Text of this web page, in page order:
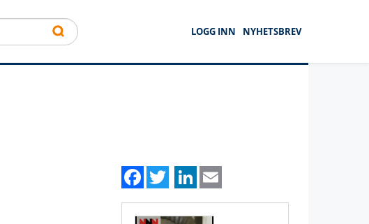
LOGG INN
NYHETSBREV
Facebook
TwitterLinkedIn